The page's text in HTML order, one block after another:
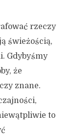
rzeczy
świeżością,
Gdybyśmy
że
znane.
to